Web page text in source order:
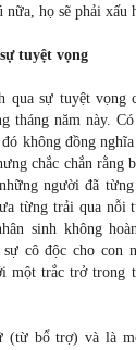
nữa, họ sẽ phải xấu
tuyệt vọng
qua sự tuyệt vọng
tháng năm này.
không đồng
chắc chắn rằng
người đã
từng trải qua nỗi
sinh không
cô độc cho con
một trắc trở trong
(từ bổ trợ) và là